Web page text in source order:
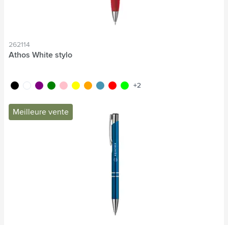
262114
Athos White stylo
noir blancpourpre
vert rose jauneorangebleu clair
rougelime +2
Meilleure vente